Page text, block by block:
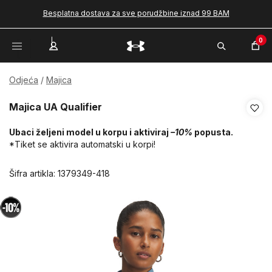
Besplatna dostava za sve porudžbine iznad 99 BAM
0
Odjeća Majica
Majica UA Qualifier
Ubaci željeni model u korpu i aktiviraj –10% popusta.
*Tiket se aktivira automatski u korpi!
Šifra artikla: 1379349-418